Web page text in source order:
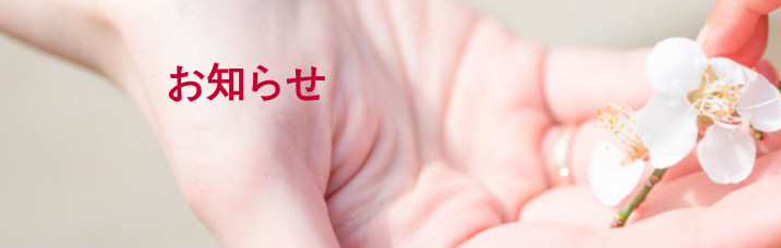
お知らせ